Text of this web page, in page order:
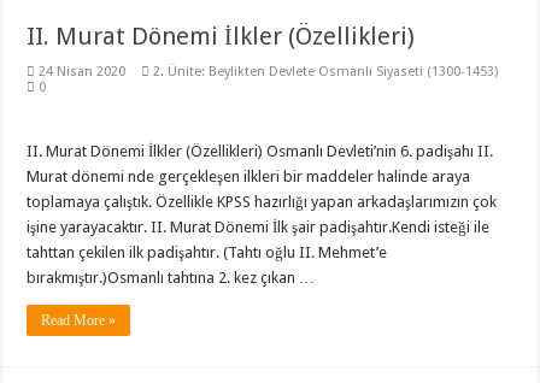
II. Murat Dönemi İlkler (Özellikleri)
24 Nisan 2020
2. Ünite: Beylikten Devlete Osmanlı Siyaseti (1300-1453)
0
II. Murat Dönemi İlkler (Özellikleri) Osmanlı Devleti’nin 6. padişahı II.
Murat dönemi nde gerçekleşen ilkleri bir maddeler halinde araya
toplamaya çalıştık. Özellikle KPSS hazırlığı yapan arkadaşlarımızın çok
işine yarayacaktır. II. Murat Dönemi İlk şair padişahtır.Kendi isteği ile
tahttan çekilen ilk padişahtır. (Tahtı oğlu II. Mehmet’e
bırakmıştır.)Osmanlı tahtına 2. kez çıkan …
Read More »